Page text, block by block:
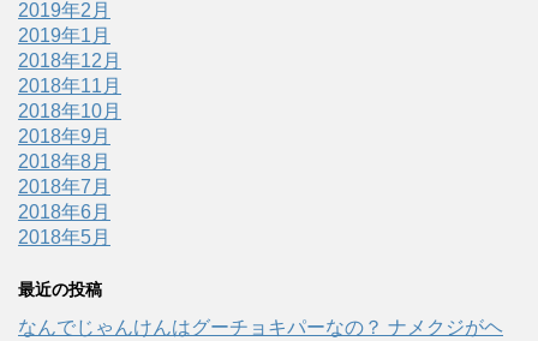
2019年2月
2019年1月
2018年12月
2018年11月
2018年10月
2018年9月
2018年8月
2018年7月
2018年6月
2018年5月
最近の投稿
なんでじゃんけんはグーチョキパーなの？ ナメクジがヘ